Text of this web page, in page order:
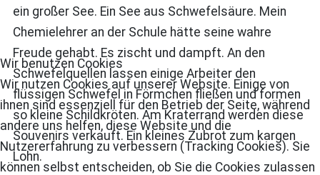
ein großer See. Ein See aus Schwefelsäure. Mein
Chemielehrer an der Schule hätte seine wahre
Freude gehabt. Es zischt und dampft. An den
Schwefelquellen lassen einige Arbeiter den
flüssigen Schwefel in Förmchen fließen und formen
so kleine Schildkröten. Am Kraterrand werden diese
Souvenirs verkauft. Ein kleines Zubrot zum kargen
Lohn.
Wir benutzen Cookies
Wir nutzen Cookies auf unserer Website. Einige von
ihnen sind essenziell für den Betrieb der Seite, während
andere uns helfen, diese Website und die
Nutzererfahrung zu verbessern (Tracking Cookies). Sie
können selbst entscheiden, ob Sie die Cookies zulassen